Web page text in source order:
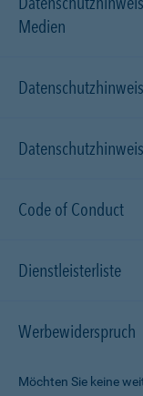
Medien
Code of Conduct
Dienstleisterliste
Werbewiderspruch
Möchten Sie keine